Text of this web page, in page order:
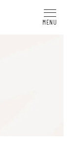
MENU